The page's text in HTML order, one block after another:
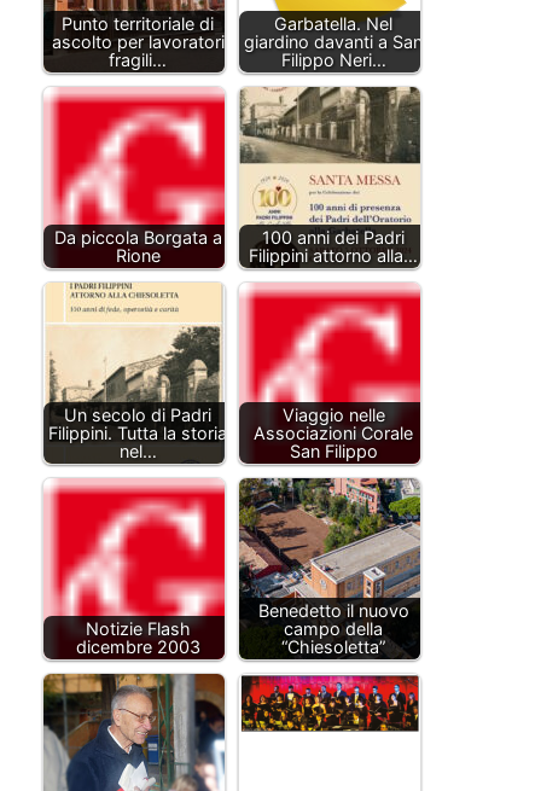
Punto territoriale di
ascolto per lavoratori
fragili…
Garbatella. Nel
giardino davanti a San
Filippo Neri…
Da piccola Borgata a
Rione
100 anni dei Padri
Filippini attorno alla…
Un secolo di Padri
Filippini. Tutta la storia
nel…
Viaggio nelle
Associazioni Corale
San Filippo
Notizie Flash
dicembre 2003
Benedetto il nuovo
campo della
“Chiesoletta”